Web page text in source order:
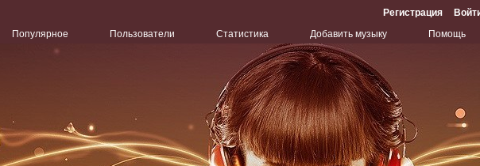
Регистрация
Популярное Пользователи Статистика Добавить музыку Помощь